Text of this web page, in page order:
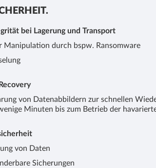
bei Lagerung und Transport
Manipulation durch bspw. Ransomware
von Datenabbildern zur schnellen
Minuten bis zum Betrieb der
von Daten
Sicherungen